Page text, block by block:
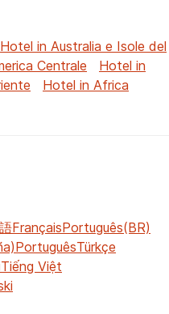
Hotel in Australia e Isole del
Centrale
Hotel in
Hotel in Africa
FrançaisPortuguês(BR)
PortuguêsTürkçe
Tiếng Việt